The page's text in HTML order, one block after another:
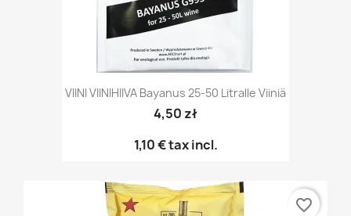
VIINI VIINIHIIVA Bayanus 25-50 Litralle Viiniä
4,50 zł
1,10 €tax incl.
favorite_border